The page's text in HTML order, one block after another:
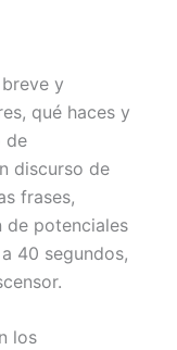
y
qué haces y
de
discurso de
frases,
de potenciales
40 segundos,
los